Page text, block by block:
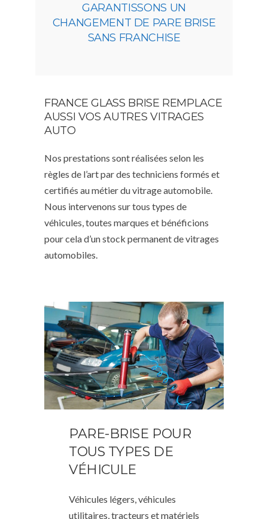
GARANTISSONS UN
CHANGEMENT DE PARE BRISE
SANS FRANCHISE
FRANCE GLASS BRISE REMPLACE
AUSSI VOS AUTRES VITRAGES
AUTO
Nos prestations sont réalisées selon les
règles de l’art par des techniciens formés et
certifiés au métier du vitrage automobile.
Nous intervenons sur tous types de
véhicules, toutes marques et bénéficions
pour cela d’un stock permanent de vitrages
automobiles.
PARE-BRISE POUR
TOUS TYPES DE
VÉHICULE
Véhicules légers, véhicules
utilitaires, tracteurs et matériels